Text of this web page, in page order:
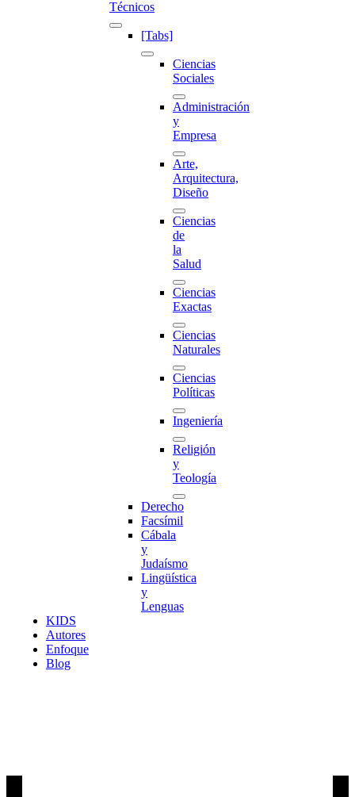
Técnicos
[Tabs]
Ciencias
Sociales
Administración
y
Empresa
Arte,
Arquitectura,
Diseño
Ciencias
de
la
Salud
Ciencias
Exactas
Ciencias
Naturales
Ciencias
Políticas
Ingeniería
Religión
y
Teología
Derecho
Facsímil
Cábala
y
Judaísmo
Lingüística
y
Lenguas
KIDS
Autores
Enfoque
Blog